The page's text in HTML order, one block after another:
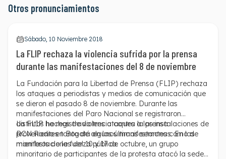
Otros pronunciamientos
Sábado, 10 Noviembre 2018
La FLIP rechaza la violencia sufrida por la prensa
durante las manifestaciones del 8 de noviembre
La Fundación para la Libertad de Prensa (FLIP) rechaza
los ataques a periodistas y medios de comunicación que
se dieron el pasado 8 de noviembre. Durante las
manifestaciones del Paro Nacional se registraron
distintos hechos de violencia contra la prensa
provenientes tanto de algunos manifestantes como de
miembros de la fuerza pública.
La FLIP ha registrado tres ataques a las instalaciones de
RCN Radio en Bogotá en las últimas semanas. En las
manifestaciones del 10 y 17 de octubre, un grupo
minoritario de participantes de la protesta atacó la sede